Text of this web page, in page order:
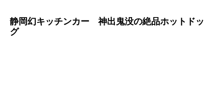
静岡幻キッチンカー
神出鬼没の絶品ホットドッ
グ